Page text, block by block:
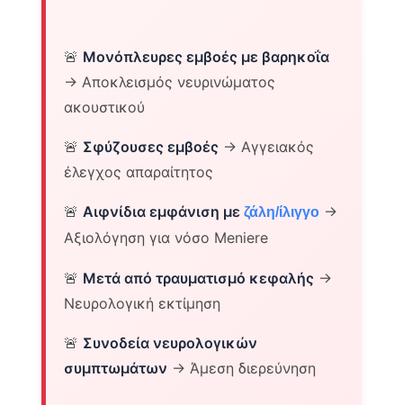
🚨 Μονόπλευρες εμβοές με βαρηκοΐα
→ Αποκλεισμός νευρινώματος
ακουστικού
🚨 Σφύζουσες εμβοές → Αγγειακός
έλεγχος απαραίτητος
🚨Αιφνίδια εμφάνιση μεζάλη/ίλιγγο →
Αξιολόγηση για νόσο Meniere
🚨 Μετά από τραυματισμό κεφαλής →
Νευρολογική εκτίμηση
🚨 Συνοδεία νευρολογικών
συμπτωμάτων → Άμεση διερεύνηση